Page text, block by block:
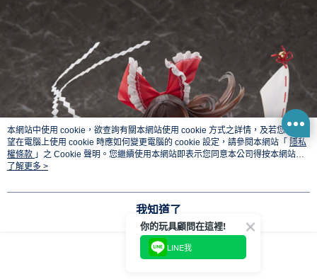
本網站中使用 cookie，欲查詢有關本網站使用 cookie 方式之詳情，及若您不希
望在電腦上使用 cookie 時應如何變更電腦的 cookie 設定，請參閱本網站「 隱私
權條款 」之 Cookie 聲明。您繼續使用本網站即表示您同意本公司得按本網站使
用條款之 Cookie 聲明使用 cookie。
了解更多 >
我知道了
你的玩具顧問在這裡!
LINE我